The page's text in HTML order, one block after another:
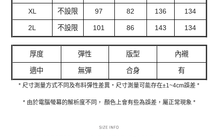
XL 不設限 97 82 136 134
2L 不設限 101 86 143 134
厚度 彈性 版型 內襯
適中 無彈 合身 有
* 尺寸測量方式不同及布料彈性差異‧尺寸測量可能存在±1~4cm誤差 *
* 由於電腦螢幕的解析度不同， 顏色上會有些為誤差，屬正常現象 *